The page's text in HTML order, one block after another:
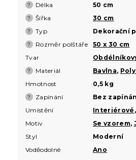
? Délka 50 cm
? Šířka 30 cm
? Typ Dekorační
? Rozměr polštáře
50 x 30 cm
Tvar
? Materiál Bavlna,
Hmotnost
0,5 kg
? Zapínání
Bez
Umístění
Interiérové
Motiv
Se vzorem,
Styl
Moderní
Voděodolné
Ano